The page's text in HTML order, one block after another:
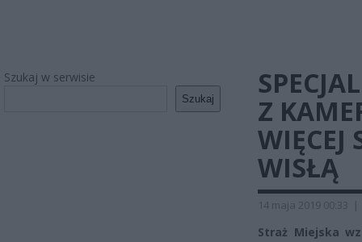
Szukaj w serwisie
Szukaj
Z
WIĘCEJ
WISŁĄ
14 maja 2019 00:33 |
Straż Miejska